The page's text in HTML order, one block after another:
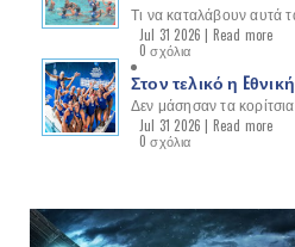
Τι να καταλάβουν αυτά
Jul 31 2026 | Read more
0 σχόλια
Στον τελικό η
Δεν μάσησαν τα
Jul 31 2026 | Read more
0 σχόλια